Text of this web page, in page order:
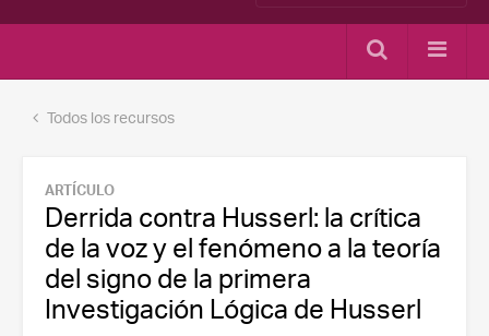
Todos los recursos
ARTÍCULO
Derrida contra Husserl: la crítica
de la voz y el fenómeno a la teoría
del signo de la primera
Investigación Lógica de Husserl